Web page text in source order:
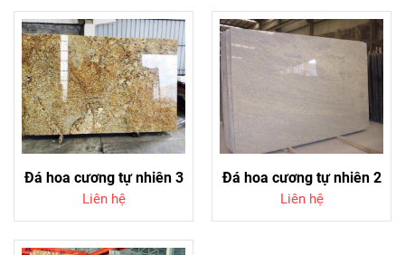
Đá hoa cương tự nhiên 3
Liên hệ
Đá hoa cương tự nhiên 2
Liên hệ